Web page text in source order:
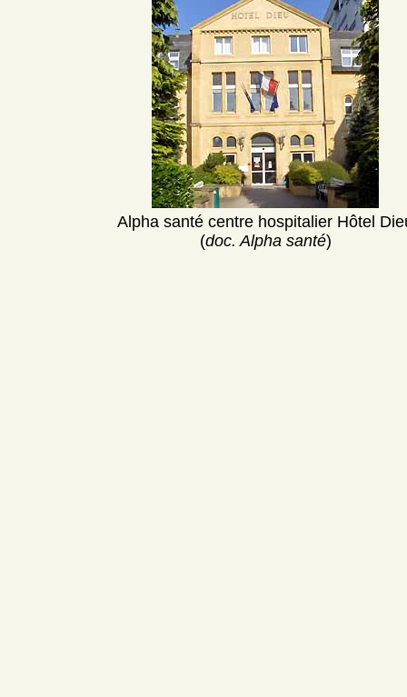
Alpha santé centre hospitalier Hôtel
(doc. Alpha santé)